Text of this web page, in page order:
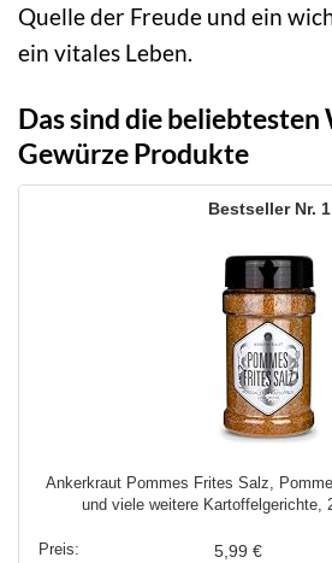
Quelle der Freude und ein
ein vitales Leben.
Das sind die
Gewürze Produkte
1
Ankerkraut Pommes Frites Salz,
und viele weitere Kartoffelgerichte,
5,99 €